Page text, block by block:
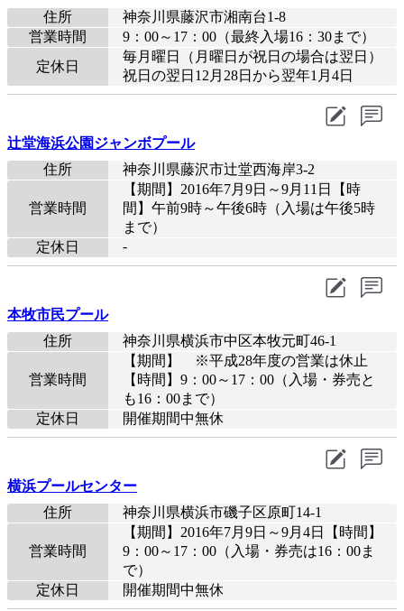
住所
神奈川県藤沢市湘南台1-8
営業時間
9：00～17：00（最終入場16：30まで）
定休日
毎月曜日（月曜日が祝日の場合は翌日）
祝日の翌日12月28日から翌年1月4日
辻堂海浜公園ジャンボプール
住所
神奈川県藤沢市辻堂西海岸3-2
営業時間
【期間】2016年7月9日～9月11日【時
間】午前9時～午後6時（入場は午後5時
まで）
定休日
-
本牧市民プール
住所
神奈川県横浜市中区本牧元町46-1
営業時間
【期間】 ※平成28年度の営業は休止
【時間】9：00～17：00（入場・券売と
も16：00まで）
定休日
開催期間中無休
横浜プールセンター
住所
神奈川県横浜市磯子区原町14-1
営業時間
【期間】2016年7月9日～9月4日【時間】
9：00～17：00（入場・券売は16：00ま
で）
定休日
開催期間中無休